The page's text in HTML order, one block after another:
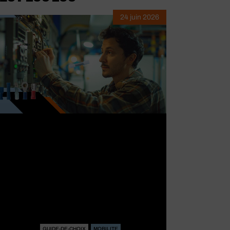
GUIDE-DE-CHOIX MOBILITE
24 juin 2026